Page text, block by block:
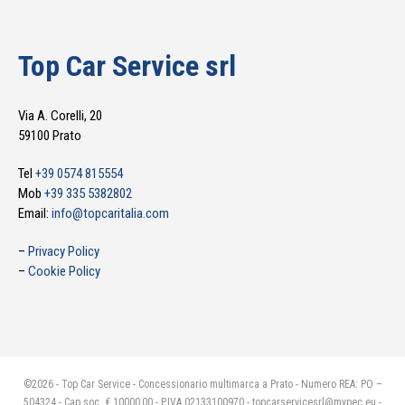
Top Car Service srl
Via A. Corelli, 20
59100 Prato
Tel +39 0574 815554
Mob +39 335 5382802
Email: info@topcaritalia.com
– Privacy Policy
– Cookie Policy
©2026 - Top Car Service - Concessionario multimarca a Prato - Numero REA: PO –
504324 - Cap.soc. € 10000,00 - P.IVA 02133100970 - topcarservicesrl@mypec.eu -